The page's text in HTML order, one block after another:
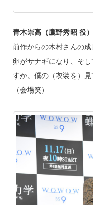
青木崇高（鷹野秀昭 役）
前作からの木村さんの成
卵がサナギになり、そ
すか。僕の（衣装を）見
（会場笑）